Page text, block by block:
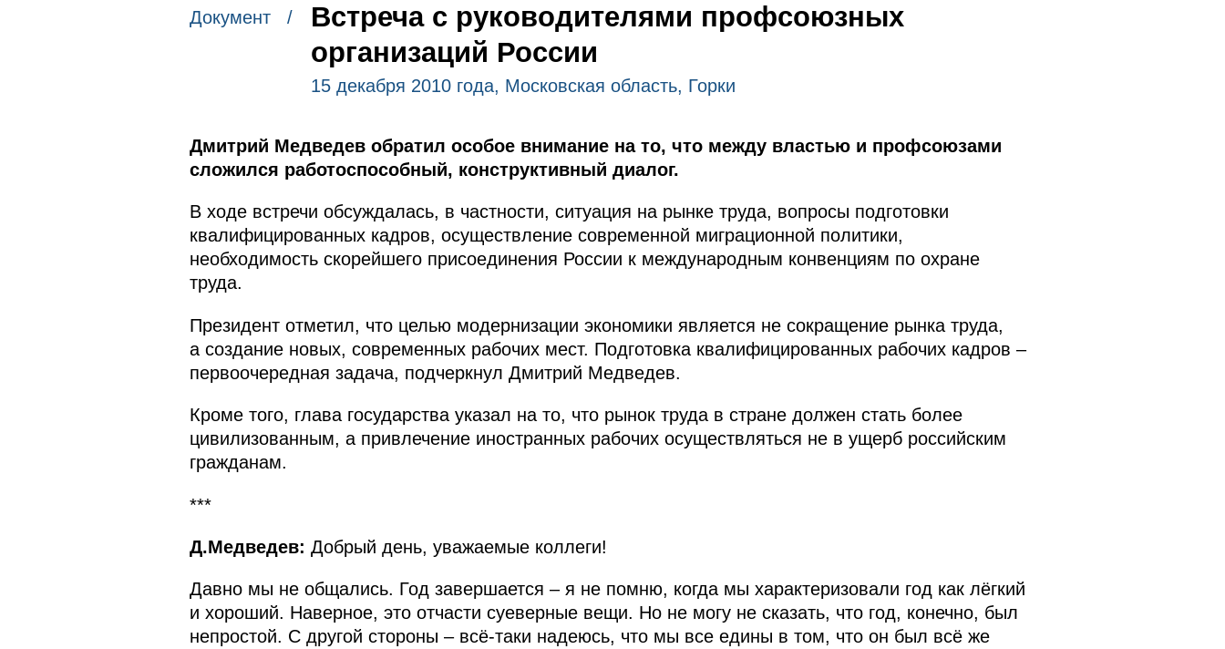
Документ /
Встреча с руководителями профсоюзных
организаций России
15 декабря 2010 года, Московская область, Горки
Дмитрий Медведев обратил особое внимание на то, что между властью и профсоюзами
сложился работоспособный, конструктивный диалог.
В ходе встречи обсуждалась, в частности, ситуация на рынке труда, вопросы подготовки
квалифицированных кадров, осуществление современной миграционной политики,
необходимость скорейшего присоединения России к международным конвенциям по охране
труда.
Президент отметил, что целью модернизации экономики является не сокращение рынка труда,
а создание новых, современных рабочих мест. Подготовка квалифицированных рабочих кадров –
первоочередная задача, подчеркнул Дмитрий Медведев.
Кроме того, глава государства указал на то, что рынок труда в стране должен стать более
цивилизованным, а привлечение иностранных рабочих осуществляться не в ущерб российским
гражданам.
***
Д.Медведев: Добрый день, уважаемые коллеги!
Давно мы не общались. Год завершается – я не помню, когда мы характеризовали год как лёгкий
и хороший. Наверное, это отчасти суеверные вещи. Но не могу не сказать, что год, конечно, был
непростой. С другой стороны – всё‑таки надеюсь, что мы все едины в том, что он был всё же